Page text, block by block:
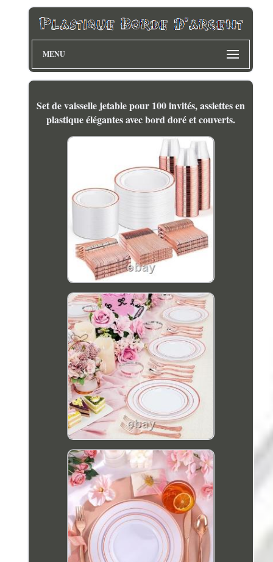
MENU
Set de vaisselle jetable pour 100 invités, assiettes en
plastique élégantes avec bord doré et couverts.